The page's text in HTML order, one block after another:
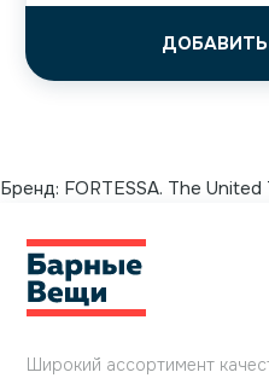
Бренд: FORTESSA. The United
Широкий ассортимент